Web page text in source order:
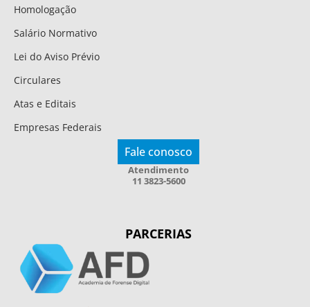
Homologação
Salário Normativo
Lei do Aviso Prévio
Circulares
Atas e Editais
Empresas Federais
Fale conosco
Atendimento
11 3823-5600
PARCERIAS